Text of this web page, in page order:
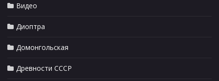
Видео
Диоптра
Домонгольская
Древности СССР